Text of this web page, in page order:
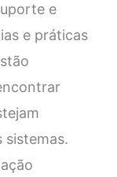
e
e práticas
sistemas.